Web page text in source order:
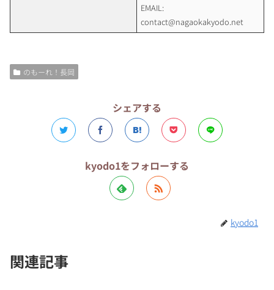
EMAIL:
contact@nagaokakyodo.net
のもーれ！長岡
シェアする
kyodo1をフォローする
kyodo1
関連記事